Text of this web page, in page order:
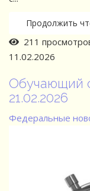
Продолжить
211
11.02.2026
Обучающий
21.02.2026
Федеральные